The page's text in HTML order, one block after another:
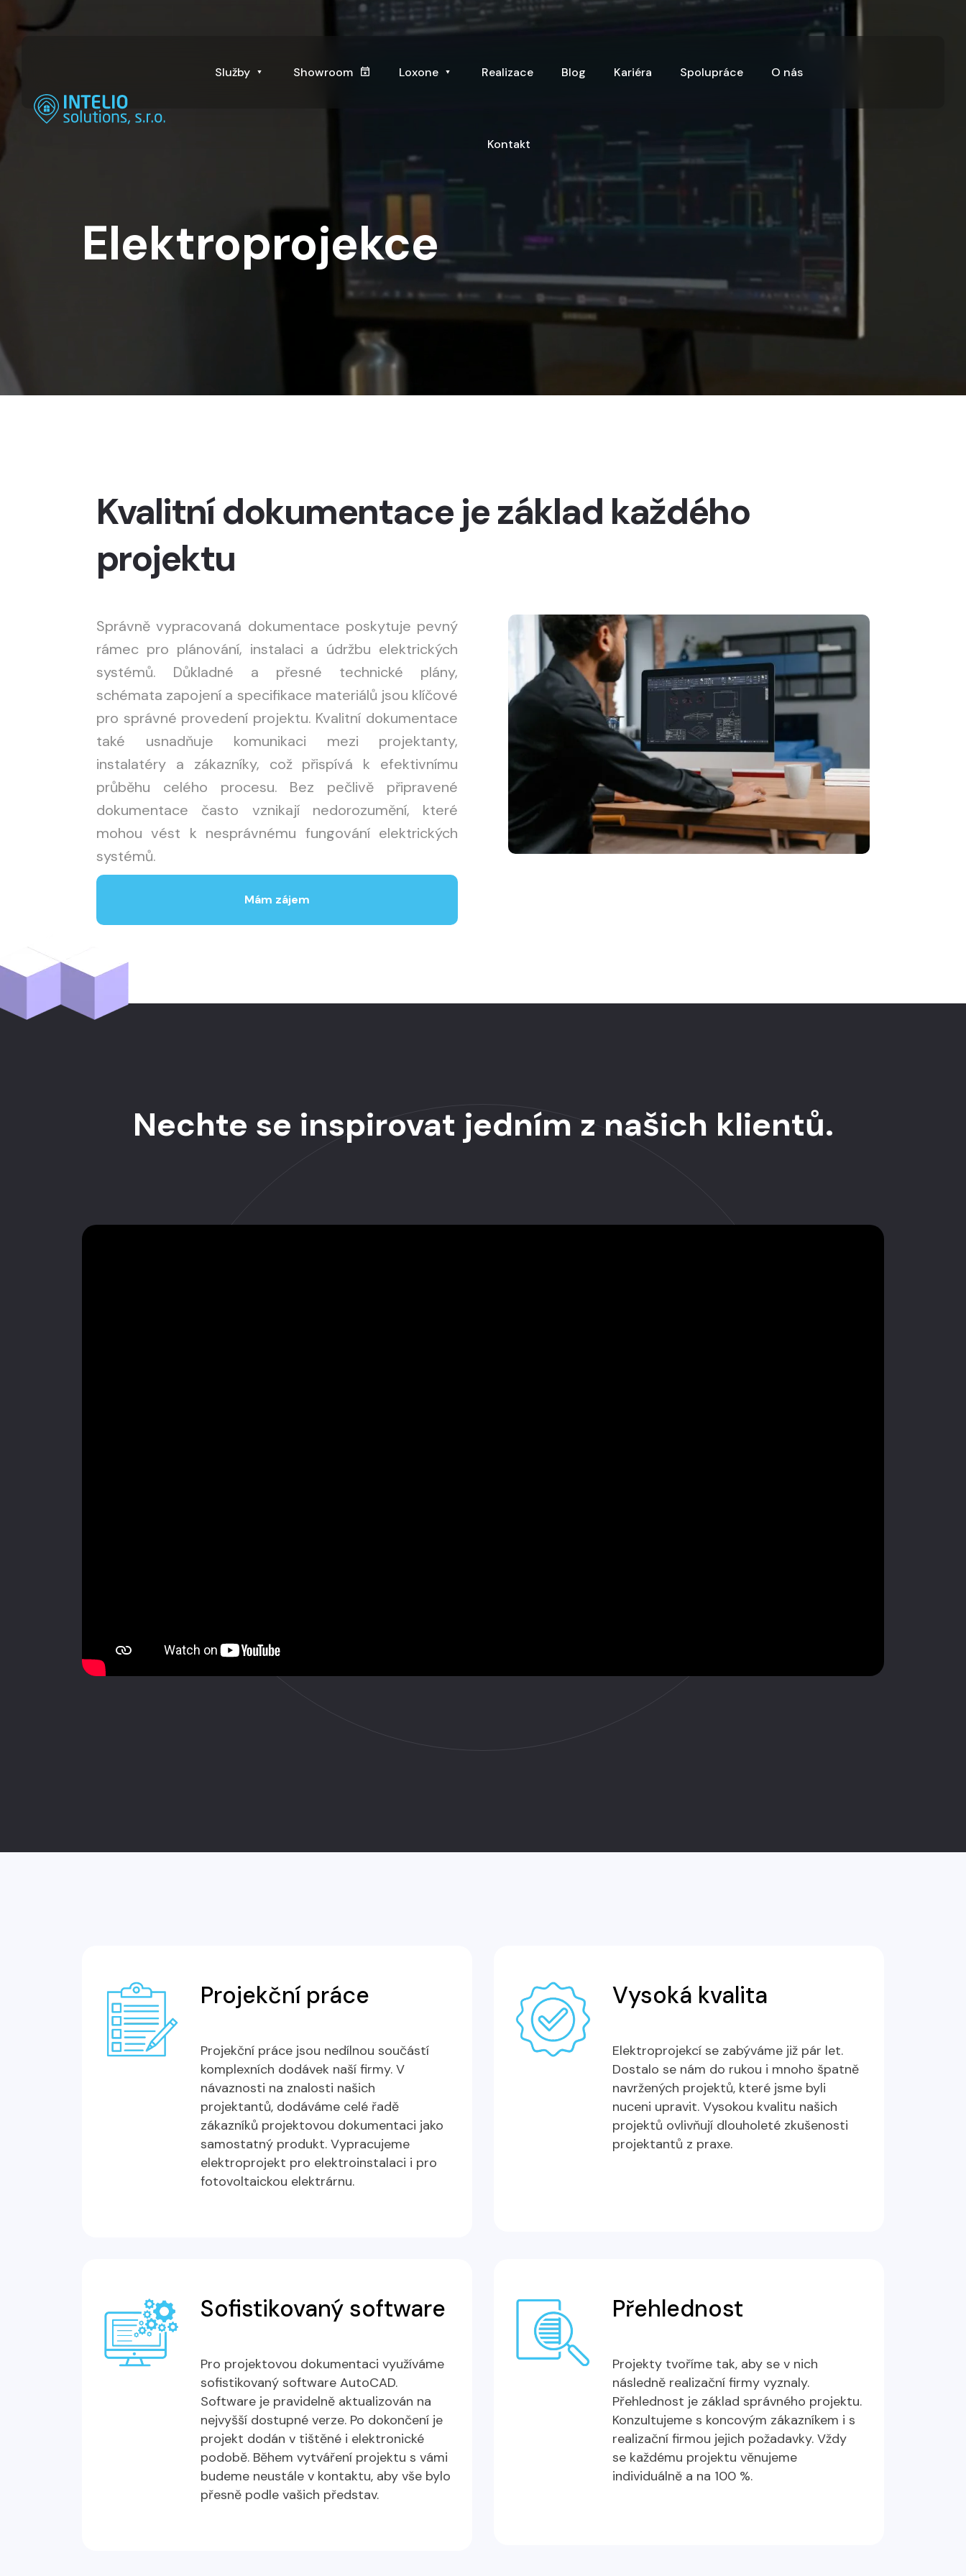
Služby Showroom Loxone Realizace Blog Kariéra Spolupráce O nás
Kontakt
Elektroprojekce
Kvalitní dokumentace je základ každého
projektu
Správně vypracovaná dokumentace poskytuje pevný
rámec pro plánování, instalaci a údržbu elektrických
systémů. Důkladné a přesné technické plány,
schémata zapojení a specifikace materiálů jsou klíčové
pro správné provedení projektu. Kvalitní dokumentace
také usnadňuje komunikaci mezi projektanty,
instalatéry a zákazníky, což přispívá k efektivnímu
průběhu celého procesu. Bez pečlivě připravené
dokumentace často vznikají nedorozumění, které
mohou vést k nesprávnému fungování elektrických
systémů.
Mám zájem
Nechte se inspirovat jedním z našich klientů.
Projekční práce
Projekční práce jsou nedílnou součástí
komplexních dodávek naší firmy. V
návaznosti na znalosti našich
projektantů, dodáváme celé řadě
zákazníků projektovou dokumentaci jako
samostatný produkt. Vypracujeme
elektroprojekt pro elektroinstalaci i pro
fotovoltaickou elektrárnu.
Vysoká kvalita
Elektroprojekcí se zabýváme již pár let.
Dostalo se nám do rukou i mnoho špatně
navržených projektů, které jsme byli
nuceni upravit. Vysokou kvalitu našich
projektů ovlivňují dlouholeté zkušenosti
projektantů z praxe.
Sofistikovaný software
Pro projektovou dokumentaci využíváme
sofistikovaný software AutoCAD.
Software je pravidelně aktualizován na
nejvyšší dostupné verze. Po dokončení je
projekt dodán v tištěné i elektronické
podobě. Během vytváření projektu s vámi
budeme neustále v kontaktu, aby vše bylo
přesně podle vašich představ.
Přehlednost
Projekty tvoříme tak, aby se v nich
následně realizační firmy vyznaly.
Přehlednost je základ správného projektu.
Konzultujeme s koncovým zákazníkem i s
realizační firmou jejich požadavky. Vždy
se každému projektu věnujeme
individuálně a na 100 %.